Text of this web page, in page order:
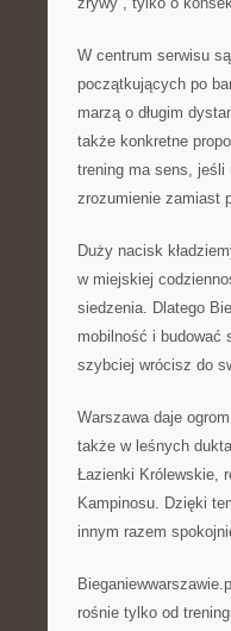
W centrum serwisu
początkujących po
marzą o długim
także konkretne
trening ma sens, jeśli
zrozumienie zamiast
Duży nacisk
w miejskiej
siedzenia. Dlatego
mobilność i budować
szybciej wrócisz do
Warszawa daje
także w leśnych
Łazienki Królewskie,
Kampinosu. Dzięki
innym razem
rośnie tylko od